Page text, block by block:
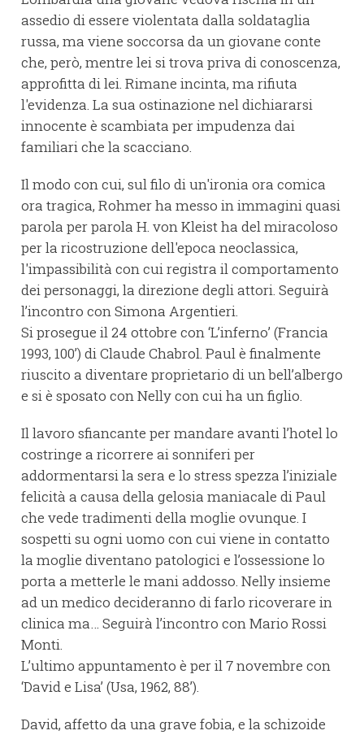
assedio di essere violentata dalla soldataglia
russa, ma viene soccorsa da un giovane conte
che, però, mentre lei si trova priva di conoscenza,
approfitta di lei. Rimane incinta, ma rifiuta
l'evidenza. La sua ostinazione nel dichiararsi
innocente è scambiata per impudenza dai
familiari che la scacciano.
Il modo con cui, sul filo di un'ironia ora comica
ora tragica, Rohmer ha messo in immagini quasi
parola per parola H. von Kleist ha del miracoloso
per la ricostruzione dell'epoca neoclassica,
l'impassibilità con cui registra il comportamento
dei personaggi, la direzione degli attori. Seguirà
l’incontro con Simona Argentieri.
Si prosegue il 24 ottobre con ‘L’inferno’ (Francia
1993, 100’) di Claude Chabrol. Paul è finalmente
riuscito a diventare proprietario di un bell’albergo
e si è sposato con Nelly con cui ha un figlio.
Il lavoro sfiancante per mandare avanti l’hotel lo
costringe a ricorrere ai sonniferi per
addormentarsi la sera e lo stress spezza l’iniziale
felicità a causa della gelosia maniacale di Paul
che vede tradimenti della moglie ovunque. I
sospetti su ogni uomo con cui viene in contatto
la moglie diventano patologici e l’ossessione lo
porta a metterle le mani addosso. Nelly insieme
ad un medico decideranno di farlo ricoverare in
clinica ma… Seguirà l’incontro con Mario Rossi
Monti.
L’ultimo appuntamento è per il 7 novembre con
‘David e Lisa’ (Usa, 1962, 88’).
David, affetto da una grave fobia, e la schizoide